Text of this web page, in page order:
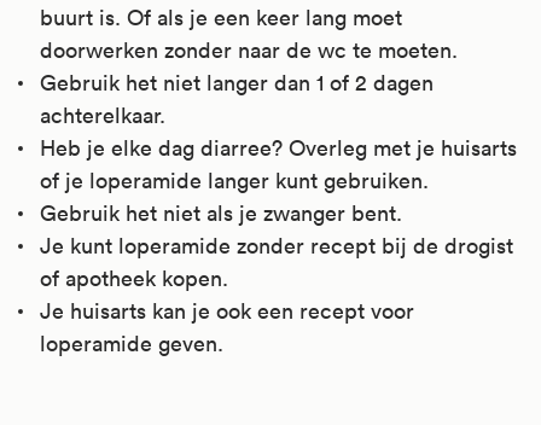
buurt is. Of als je een keer lang moet
doorwerken zonder naar de wc te moeten.
Gebruik het niet langer dan 1 of 2 dagen
achterelkaar.
Heb je elke dag diarree? Overleg met je huisarts
of je loperamide langer kunt gebruiken.
Gebruik het niet als je zwanger bent.
Je kunt loperamide zonder recept bij de drogist
of apotheek kopen.
Je huisarts kan je ook een recept voor
loperamide geven.